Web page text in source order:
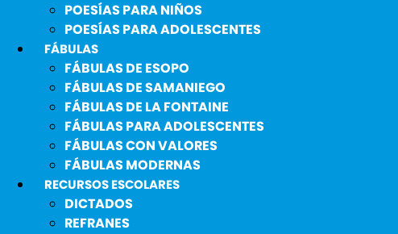
POESÍAS PARA NIÑOS
POESÍAS PARA ADOLESCENTES
FÁBULAS
FÁBULAS DE ESOPO
FÁBULAS DE SAMANIEGO
FÁBULAS DE LA FONTAINE
FÁBULAS PARA ADOLESCENTES
FÁBULAS CON VALORES
FÁBULAS MODERNAS
RECURSOS ESCOLARES
DICTADOS
REFRANES